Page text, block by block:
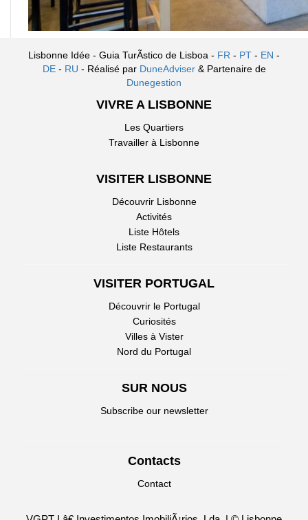
Lisbonne Idée - Guia TurÃ­stico de Lisboa - FR - PT - EN -
DE- RU - Réalisé par DuneAdviser & Partenaire de
Dunegestion
VIVRE A LISBONNE
Les Quartiers
Travailler à Lisbonne
VISITER LISBONNE
Découvrir Lisbonne
Activités
Liste Hôtels
Liste Restaurants
VISITER PORTUGAL
Découvrir le Portugal
Curiosités
Villes à Vister
Nord du Portugal
SUR NOUS
Subscribe our newsletter
Contacts
Contact